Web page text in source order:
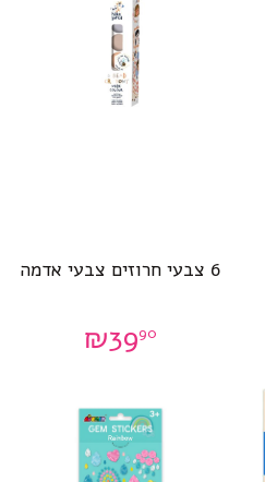
6 צבעי חרוזים צבעי אדמה
₪3990